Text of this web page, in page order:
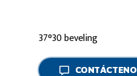
37°30 beveling